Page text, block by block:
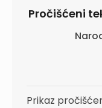
Pročišćeni
Prikaz